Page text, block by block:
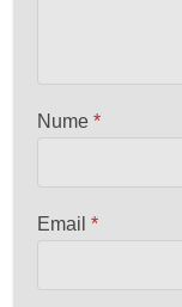
Nume*
Email*